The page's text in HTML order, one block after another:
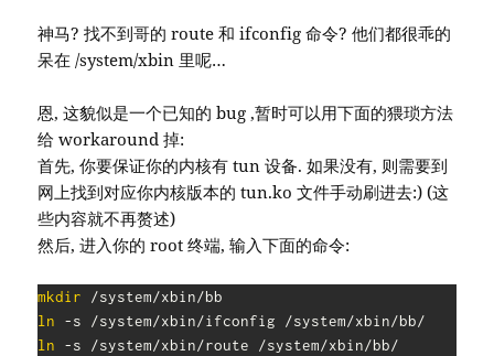
神马? 找不到哥的 route 和 ifconfig 命令? 他们都很乖的
呆在 /system/xbin 里呢…
恩, 这貌似是一个已知的 bug ,暂时可以用下面的猥琐方法
给 workaround 掉:
首先, 你要保证你的内核有 tun 设备. 如果没有, 则需要到
网上找到对应你内核版本的 tun.ko 文件手动刷进去:) (这
些内容就不再赘述)
然后, 进入你的 root 终端, 输入下面的命令:
mkdir
ln
ln -s /system/xbin/route /system/xbin/bb/